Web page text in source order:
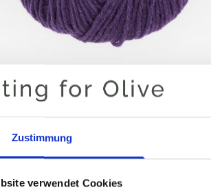
Zustimmung
verwendet Cookies